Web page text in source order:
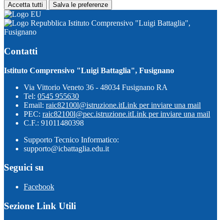
Accetta tutti Salva le preferenze
Istituto Comprensivo "Luigi Battaglia",
Fusignano
Contatti
Istituto Comprensivo "Luigi Battaglia", Fusignano
Via Vittorio Veneto 36 - 48034 Fusignano RA
Tel: 0545 955630
Email: raic82100l@istruzione.itLink per inviare una mail
PEC: raic82100l@pec.istruzione.itLink per inviare una mail
C.F.: 91011480398
Supporto Tecnico Informatico:
supporto@icbattaglia.edu.it
Seguici su
Facebook
Sezione Link Utili